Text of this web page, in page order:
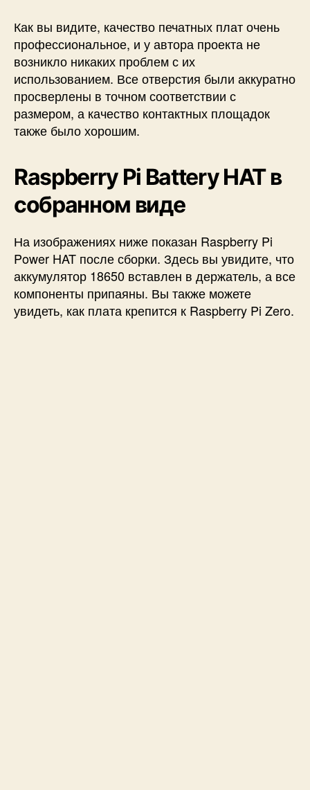
Как вы видите, качество печатных плат очень
профессиональное, и у автора проекта не
возникло никаких проблем с их
использованием. Все отверстия были аккуратно
просверлены в точном соответствии с
размером, а качество контактных площадок
также было хорошим.
Raspberry Pi Battery HAT в
собранном виде
На изображениях ниже показан Raspberry Pi
Power HAT после сборки. Здесь вы увидите, что
аккумулятор 18650 вставлен в держатель, а все
компоненты припаяны. Вы также можете
увидеть, как плата крепится к Raspberry Pi Zero.